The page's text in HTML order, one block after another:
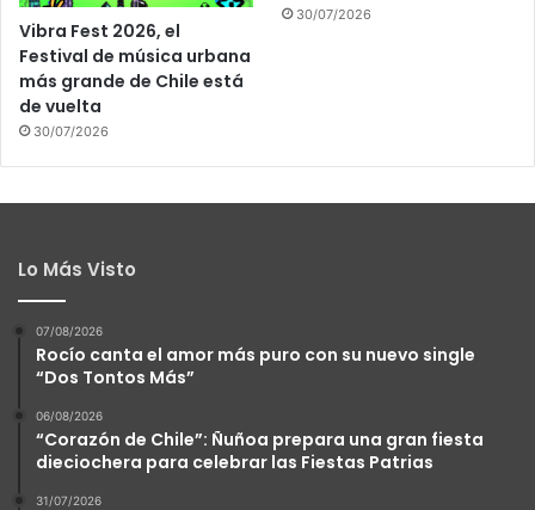
Vibra Fest 2026, el
Festival de música urbana
más grande de Chile está
de vuelta
30/07/2026
30/07/2026
Lo Más Visto
07/08/2026
Rocío canta el amor más puro con su nuevo single
“Dos Tontos Más”
06/08/2026
“Corazón de Chile”: Ñuñoa prepara una gran fiesta
dieciochera para celebrar las Fiestas Patrias
31/07/2026